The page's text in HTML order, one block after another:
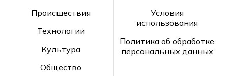
Происшествия
Технологии
Культура
Общество
Условия
использования
Политика об обработке
персональных данных